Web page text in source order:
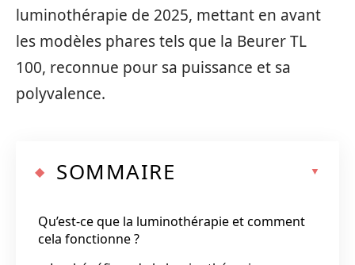
luminothérapie de 2025, mettant en avant
les modèles phares tels que la Beurer TL
100, reconnue pour sa puissance et sa
polyvalence.
SOMMAIRE
Qu’est-ce que la luminothérapie et comment
cela fonctionne ?